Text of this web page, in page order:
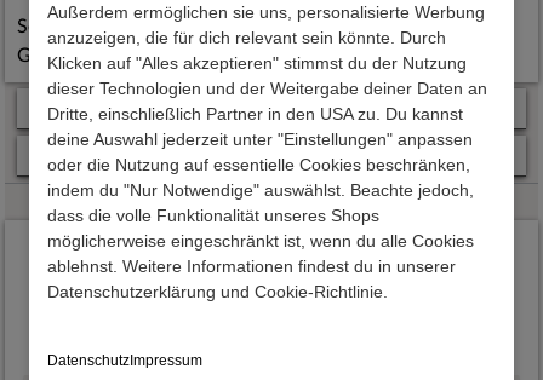
Außerdem ermöglichen sie uns, personalisierte Werbung
anzuzeigen, die für dich relevant sein könnte. Durch
Klicken auf "Alles akzeptieren" stimmst du der Nutzung
dieser Technologien und der Weitergabe deiner Daten an
Dritte, einschließlich Partner in den USA zu. Du kannst
deine Auswahl jederzeit unter "Einstellungen" anpassen
oder die Nutzung auf essentielle Cookies beschränken,
indem du "Nur Notwendige" auswählst. Beachte jedoch,
dass die volle Funktionalität unseres Shops
möglicherweise eingeschränkt ist, wenn du alle Cookies
ablehnst. Weitere Informationen findest du in unserer
Datenschutzerklärung und Cookie-Richtlinie.
DatenschutzImpressum
Kundenvorteile
Zahlung & Lieferung
Selbstverständlich haben Sie bei uns 2 Jahre gesetzliche
Gewährleistung
Das sagen unsere Kunden
Hervorragende